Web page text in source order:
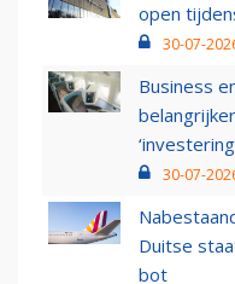
open
30-07-
Business
30-07-
Duitse
bot